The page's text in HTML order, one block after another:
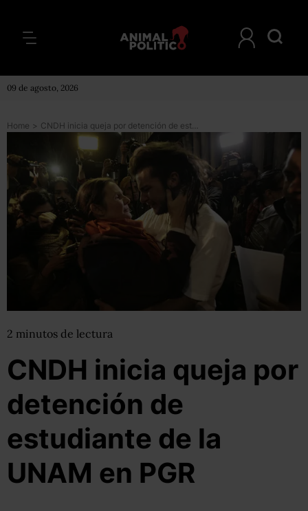
09 de agosto, 2026
Home > CNDH inicia queja por detención de estudiante de la UNAM en PGR
2 minutos de lectura
CNDH inicia queja por
detención de
estudiante de la
UNAM en PGR